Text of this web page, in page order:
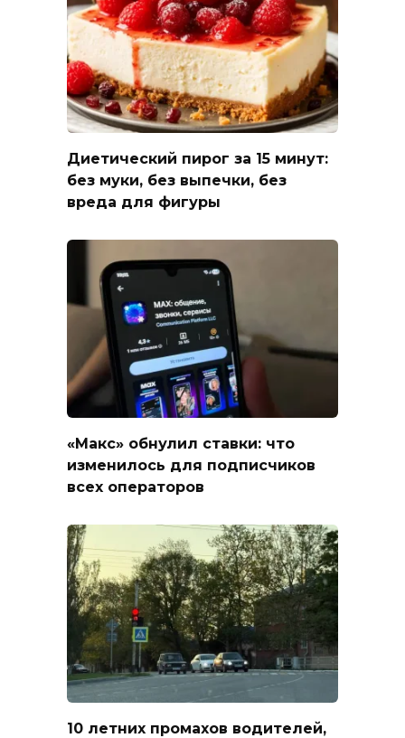
Диетический пирог за 15 минут:
без муки, без выпечки, без
вреда для фигуры
«Макс» обнулил ставки: что
изменилось для подписчиков
всех операторов
10 летних промахов водителей,